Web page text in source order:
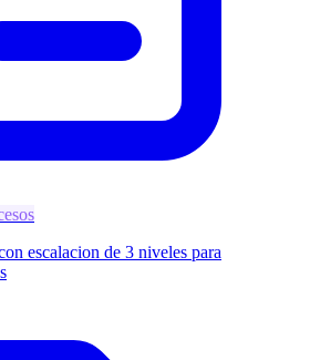
escalacion de 3 niveles para